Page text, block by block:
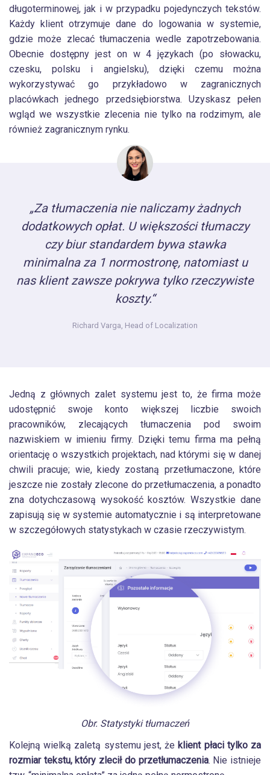
długoterminowej, jak i w przypadku pojedynczych tekstów.
Każdy klient otrzymuje dane do logowania w systemie,
gdzie może zlecać tłumaczenia wedle zapotrzebowania.
Obecnie dostępny jest on w 4 językach (po słowacku,
czesku, polsku i angielsku), dzięki czemu można
wykorzystywać go przykładowo w zagranicznych
placówkach jednego przedsiębiorstwa. Uzyskasz pełen
wgląd we wszystkie zlecenia nie tylko na rodzimym, ale
również zagranicznym rynku.
„Za tłumaczenia nie naliczamy żadnych
dodatkowych opłat. U większości tłumaczy
czy biur standardem bywa stawka
minimalna za 1 normostronę, natomiast u
nas klient zawsze pokrywa tylko rzeczywiste
koszty.“
Richard Varga, Head of Localization
Jedną z głównych zalet systemu jest to, że firma może
udostępnić swoje konto większej liczbie swoich
pracowników, zlecających tłumaczenia pod swoim
nazwiskiem w imieniu firmy. Dzięki temu firma ma pełną
orientację o wszystkich projektach, nad którymi się w danej
chwili pracuje; wie, kiedy zostaną przetłumaczone, które
jeszcze nie zostały zlecone do przetłumaczenia, a ponadto
zna dotychczasową wysokość kosztów. Wszystkie dane
zapisują się w systemie automatycznie i są interpretowane
w szczegółowych statystykach w czasie rzeczywistym.
Obr. Statystyki tłumaczeń
Kolejną wielką zaletą systemu jest, że klient płaci tylko za
rozmiar tekstu, który zlecił do przetłumaczenia. Nie istnieje